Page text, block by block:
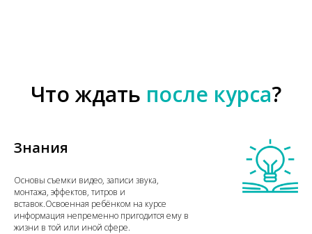
Что ждать после курса?
Знания
Основы съемки видео, записи звука,
монтажа, эффектов, титров и
вставок.Освоенная ребёнком на курсе
информация непременно пригодится ему в
жизни в той или иной сфере.